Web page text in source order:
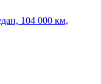
104 000 км,